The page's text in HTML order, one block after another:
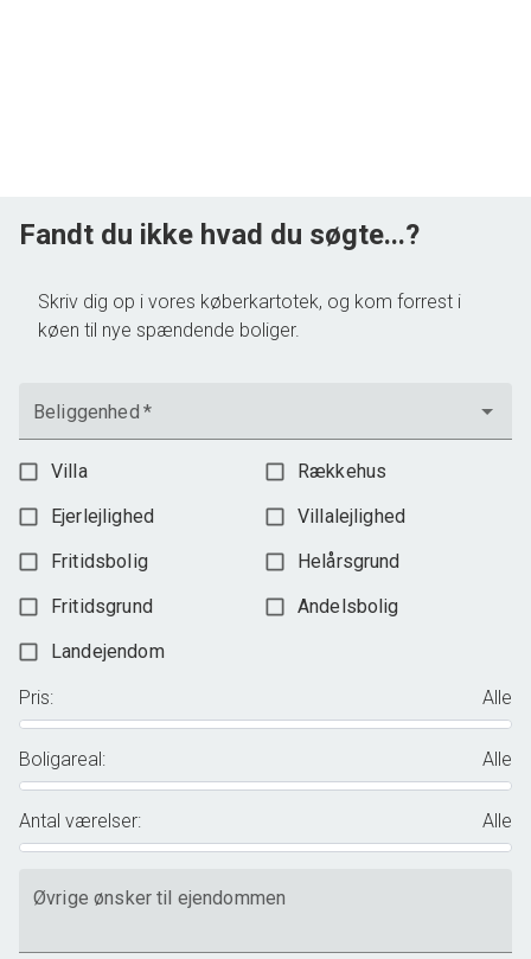
Fandt du ikke hvad du søgte...?
Skriv dig op i vores køberkartotek, og kom forrest i
køen til nye spændende boliger.
Beliggenhed *
Villa
Rækkehus
Ejerlejlighed
Villalejlighed
Fritidsbolig
Helårsgrund
Fritidsgrund
Andelsbolig
Landejendom
Pris: Alle
Boligareal : Alle
Antal værelser: Alle
Øvrige ønsker til ejendommen